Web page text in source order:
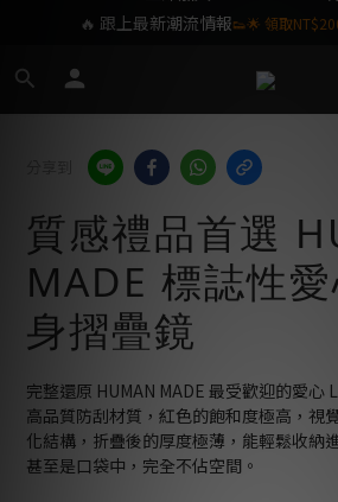
質感禮品首選
MADE 標誌性
身摺疊鏡
完整還原 HUMAN MADE 最受歡迎的愛心
高品質防刮材質，紅色的飽和度極高，視
化結構，折疊後的厚度極薄，能輕鬆收納
甚至是口袋中，完全不佔空間。
🔥 跟上最新潮流情報👟🌟 領取
海外離島暫不提供,敬請見